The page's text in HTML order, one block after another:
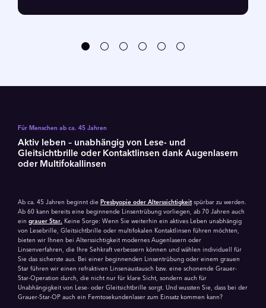
Für Menschen ab ca. 45 Jahren
Aktiv leben – unabhängig von Lese- und
Gleitsichtbrille oder Kontakt­linsen dank Augen­lasern
oder Multifokal­linsen
Ab ca. 45 Jahren beginnt die Presbyopie oder Alterssichtigkeitspürbar zu werden.
Ab 60 kann bereits eine beginnende Linsentrübung vorliegen, ab 70 Jahren auch
ein grauer Star. Keine Sorge: Wenn Sie weiterhin ein aktives Leben unabhängig
von Lesebrille, Gleitsichtbrille oder multifokalen Kontaktlinsen führen möchten,
bieten wir Ihnen bei Alterssichtigkeit modernes Augenlasern oder
Linsenverfahren, die Ihre Sehkraft verbessern können und wählen individuell für
Sie das sicherste aus. Bei einer beginnenden Linsentrübung oder einem grauen
Star führen wir einen refraktiven Linsenaustausch bzw. eine schonende Grauer-
Star-Operation durch, die nicht nur für klare Sicht, sondern auch für
Unabhängigkeit von Lese- oder Gleitsichtbrille sorgt. Und wussten Sie, dass bei der
Grauer-Star-OP auch ein Femtosekundenlaser zum Einsatz kommen kann?